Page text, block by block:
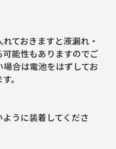
ておきますと液漏れ・
能性もありますのでご
合は電池をはずしてお
。
ように装着してくださ